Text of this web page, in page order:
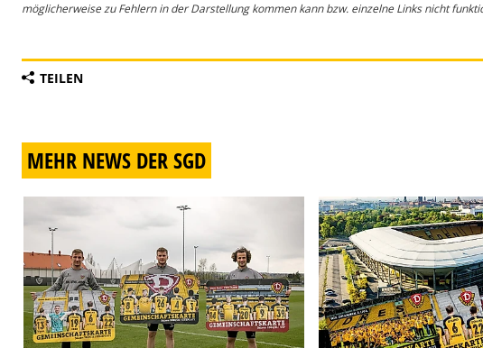
möglicherweise zu Fehlern in der Darstellung kommen kann bzw. einzelne Links nicht
TEILEN
MEHR NEWS DER SGD